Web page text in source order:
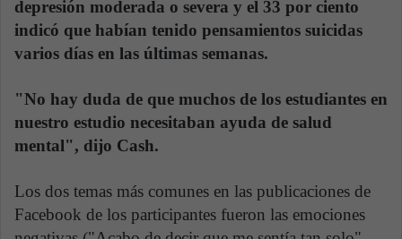
depresión moderada o severa y el 33 por ciento
indicó que habían tenido pensamientos suicidas
varios días en las últimas semanas.
"No hay duda de que muchos de los estudiantes en
nuestro estudio necesitaban ayuda de salud
mental", dijo Cash.
Los dos temas más comunes en las publicaciones de
Facebook de los participantes fueron las emociones